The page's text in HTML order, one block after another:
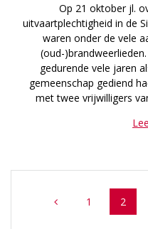
Op 21 oktober jl.
uitvaartplechtigheid in de
waren onder de vele
(oud-
gedurende vele jaren
gemeenschap gediend
met twee vrijwilligers
navigation
Page
1 Page
2